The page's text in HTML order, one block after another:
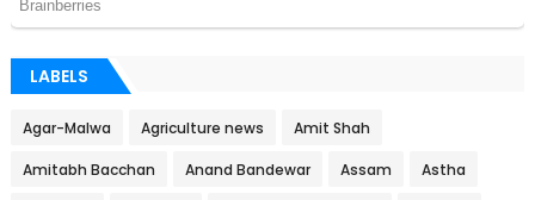
LABELS
Agar-Malwa Agriculture news Amit Shah
Amitabh Bacchan Anand Bandewar Assam Astha